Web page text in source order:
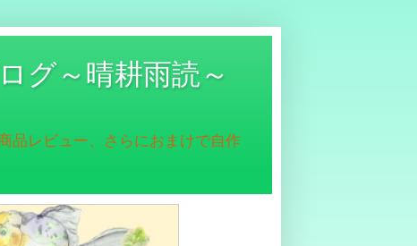
グ～晴耕雨読～
品レビュー、さらにおまけで自作